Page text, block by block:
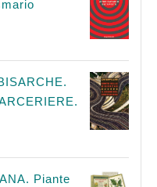
Piante